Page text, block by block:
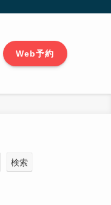
Web予約
検索